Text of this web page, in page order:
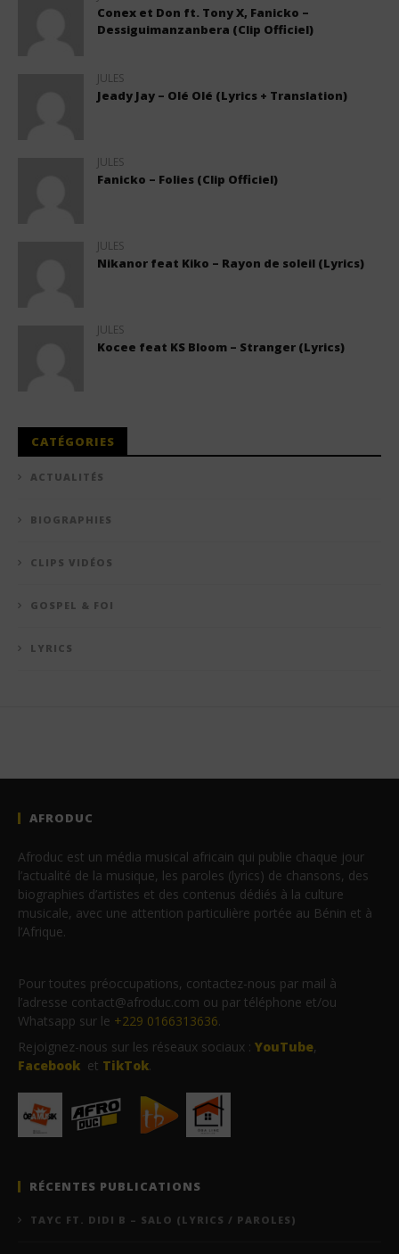
Conex et Don ft. Tony X, Fanicko –
Dessiguimanzanbera (Clip Officiel)
JULES
Jeady Jay – Olé Olé (Lyrics + Translation)
JULES
Fanicko – Folies (Clip Officiel)
JULES
Nikanor feat Kiko – Rayon de soleil (Lyrics)
JULES
Kocee feat KS Bloom – Stranger (Lyrics)
CATÉGORIES
ACTUALITÉS
BIOGRAPHIES
CLIPS VIDÉOS
GOSPEL & FOI
LYRICS
AFRODUC
Afroduc est un média musical africain qui publie chaque jour
l’actualité de la musique, les paroles (lyrics) de chansons, des
biographies d’artistes et des contenus dédiés à la culture
musicale, avec une attention particulière portée au Bénin et à
l’Afrique.
Pour toutes préoccupations, contactez-nous par mail à
l’adresse contact@afroduc.com ou par téléphone et/ou
Whatsapp sur le +229 0166313636.
Rejoignez-nous sur les réseaux sociaux : YouTube,
Facebook et TikTok.
RÉCENTES PUBLICATIONS
TAYC FT. DIDI B – SALO (LYRICS / PAROLES)